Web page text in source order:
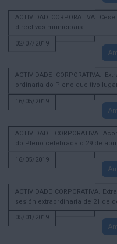
ACTIVIDAD CORPORATIVA.
directivos municipais.
02/07/2019
ACTIVIDADE CORPORATIVA.
ordinaria do Pleno que tivo
16/05/2019
ACTIVIDADE CORPORATIVA.
do Pleno celebrada o 29 de
16/05/2019
ACTIVIDADE CORPORATIVA.
sesión extraordinaria de 21 de
05/01/2019